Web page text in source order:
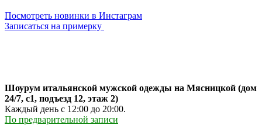
Посмотреть новинки в Инстаграм
Записаться на примерку
Шоурум итальянской мужской одежды на Мясницкой (дом
24/7, с1, подъезд 12, этаж 2)
Каждый день с 12:00 до 20:00.
По предварительной записи